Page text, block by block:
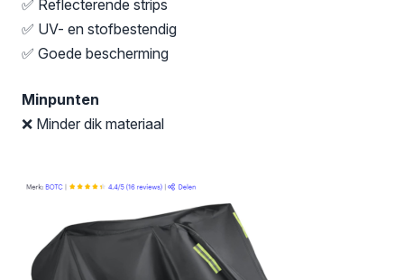
✅ Reflecterende strips
✅ UV- en stofbestendig
✅ Goede bescherming
Minpunten
❌ Minder dik materiaal